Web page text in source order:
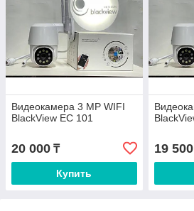
Видеокамера 3 MP WIFI
BlackView EC 101
20 000 ₸
Купить
19 500